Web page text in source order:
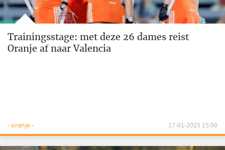
Trainingsstage: met deze 26 dames reist
Oranje af naar Valencia
- oranje - 17-01-2025 15:00